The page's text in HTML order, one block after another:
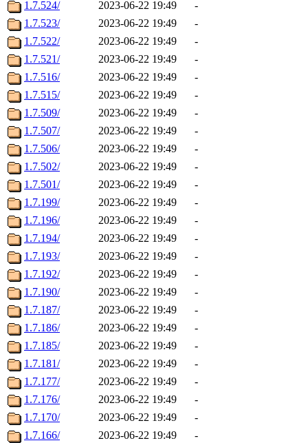
1.7.524/ 2023-06-22 19:49
-
1.7.523/
2023-06-22 19:49
-
1.7.522/
2023-06-22 19:49
-
1.7.521/
2023-06-22 19:49
-
1.7.516/
2023-06-22 19:49
-
1.7.515/
2023-06-22 19:49
-
1.7.509/
2023-06-22 19:49
-
1.7.507/
2023-06-22 19:49
-
1.7.506/
2023-06-22 19:49
-
1.7.502/
2023-06-22 19:49
-
1.7.501/
2023-06-22 19:49
-
1.7.199/
2023-06-22 19:49
-
1.7.196/
2023-06-22 19:49
-
1.7.194/
2023-06-22 19:49
-
1.7.193/
2023-06-22 19:49
-
1.7.192/
2023-06-22 19:49
-
1.7.190/
2023-06-22 19:49
-
1.7.187/
2023-06-22 19:49
-
1.7.186/
2023-06-22 19:49
-
1.7.185/
2023-06-22 19:49
-
1.7.181/
2023-06-22 19:49
-
1.7.177/
2023-06-22 19:49
-
1.7.176/
2023-06-22 19:49
-
1.7.170/
2023-06-22 19:49
-
1.7.166/
2023-06-22 19:49
-